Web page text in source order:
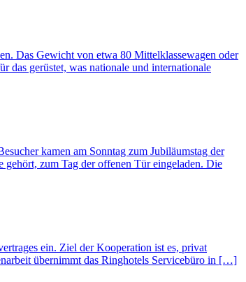
Das Gewicht von etwa 80 Mittelklassewagen oder
das gerüstet, was nationale und internationale
kamen am Sonntag zum Jubiläumstag der
zum Tag der offenen Tür eingeladen. Die
ein. Ziel der Kooperation ist es, privat
übernimmt das Ringhotels Servicebüro in […]